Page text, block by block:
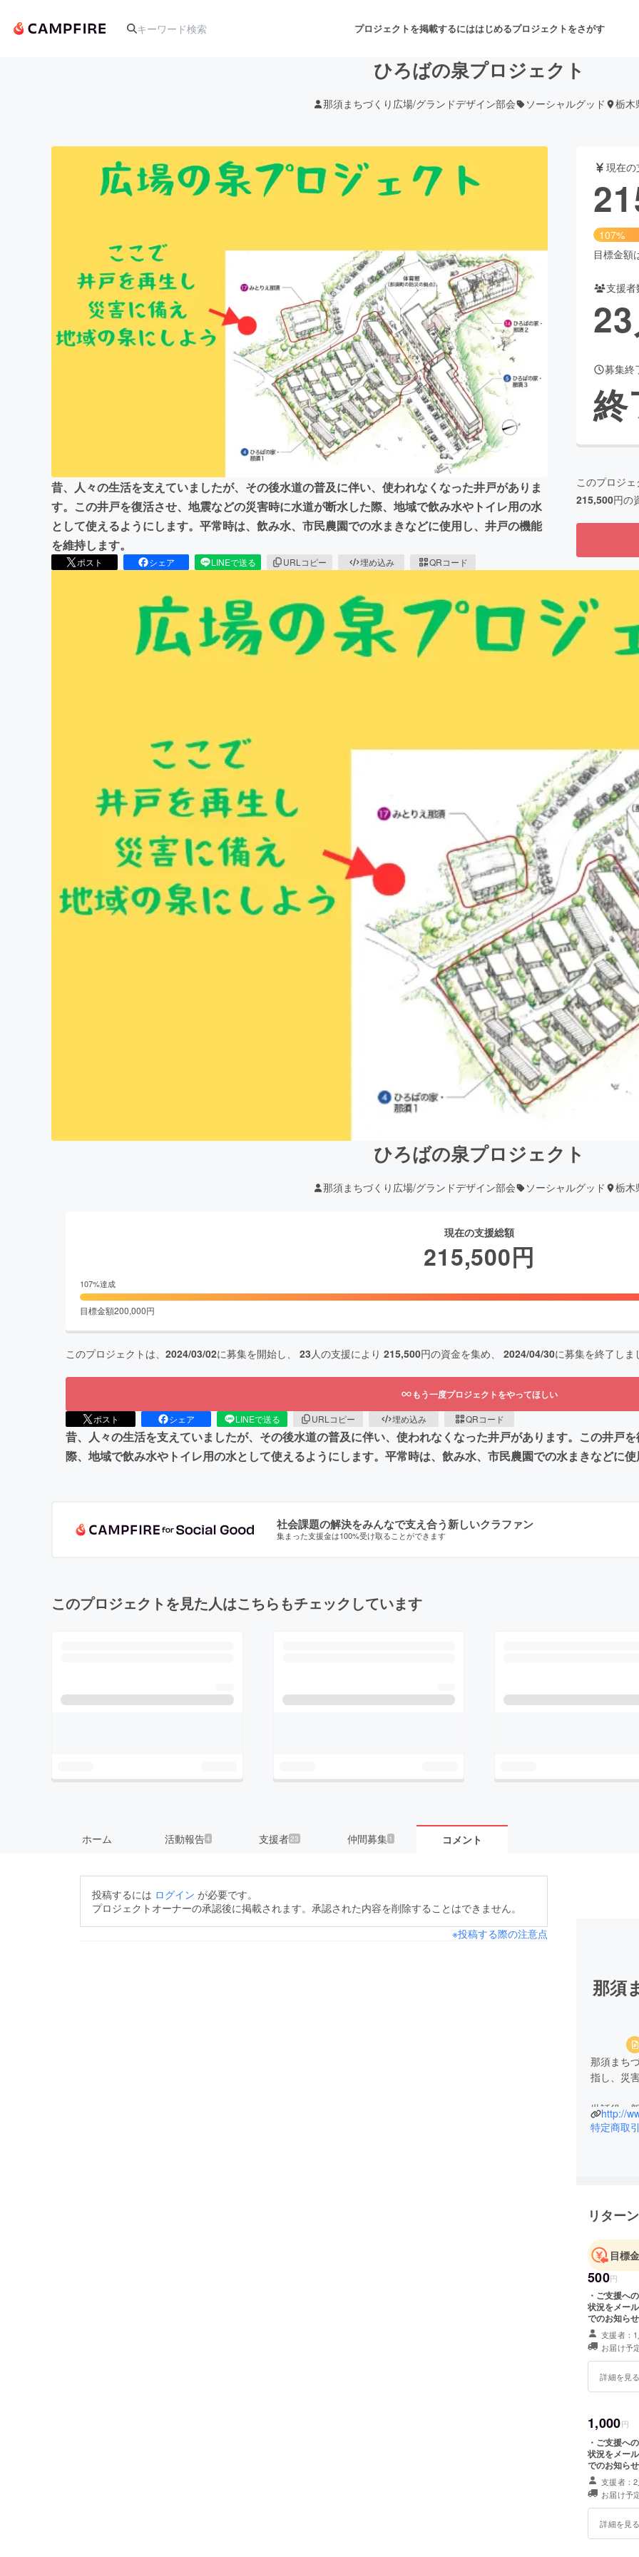
プロジェクトを掲載するにははじめるプロジェクトをさがす
アート・写真 音楽 舞台・パフォーマンス
フード・飲食店
映像・映画 書籍・雑誌出版 アニメ・漫画
ビジネス・起業 チャレンジ ビューティー・ヘルスケ
まちづくり・地域活性化
CAMPFIRE for Social GoodCAMPFIRE Creation
CAMPFIREふるさと納税 machi-ya
ひろばの泉プロジェクト
那須まちづくり広場/グランドデザイン部会 ソーシャルグッド 栃木
昔、人々の生活を支えていましたが、その後水道の普及に伴い、使われなくなった井戸がありま
す。この井戸を復活させ、地震などの災害時に水道が断水した際、地域で飲み水やトイレ用の水
として使えるようにします。平常時は、飲み水、市民農園での水まきなどに使用し、井戸の機能
を維持します。
ポスト シェア LINEで送る URLコピー 埋め込み QRコード
現在
107%
目標金額
支援者
23
募集終
終
このプロジ
215,500円の
ひろばの泉プロジェクト
那須まちづくり広場/グランドデザイン部会 ソーシャルグッド 栃木
現在の支援総額
215,500円
107%達成
目標金額200,000円
このプロジェクトは、 2024/03/02に募集を開始し、 23人の支援により 215,500円の資金を集め、 2024/04/30に募集を終了しま
もう一度プロジェクトをやってほしい
ポスト シェア LINEで送る URLコピー 埋め込み QRコード
昔、人々の生活を支えていましたが、その後水道の普及に伴い、使われなくなった井戸があります。この井戸
際、地域で飲み水やトイレ用の水として使えるようにします。平常時は、飲み水、市民農園での水まきなどに
社会課題の解決をみんなで支え合う新しいクラファン
集まった支援金は100%受け取ることができます
このプロジェクトを見た人はこちらもチェックしています
ホーム 活動報告4 支援者23 仲間募集 1 コメント
投稿するには ログイン が必要です。
プロジェクトオーナーの承認後に掲載されます。承認された内容を削除することはできません。
※投稿する際の注意点
那須
那須まち
指し、災
世話役：
群馬県で
趣味は、
の世話役
http://
特定商取
リター
目標
500円
・ご支援へ
状況をメー
でのお知ら
乗せ支援が
複数選択が
支援者：
お届け予
詳細を見
1,000円
・ご支援へ
状況をメー
でのお知ら
乗せ支援が
複数選択が
支援者：
お届け予
詳細を見